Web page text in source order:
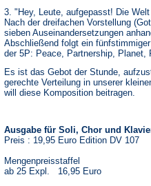
3. "Hey, Leute, aufgepasst! Die
Nach der dreifachen Vorstellung
sieben Auseinandersetzungen
Abschließend folgt ein
der 5P: Peace, Partnership, Planet,
Es ist das Gebot der Stunde,
gerechte Verteilung in unserer
will diese Komposition beitragen.
Ausgabe für Soli, Chor und
Preis : 19,95 Euro Edition DV 107
Mengenpreisstaffel
ab 25 Expl. 16,95 Euro